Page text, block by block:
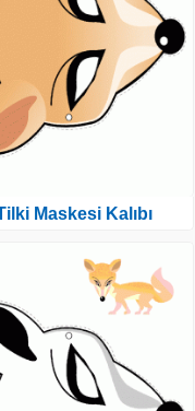
Maskesi Kalıbı